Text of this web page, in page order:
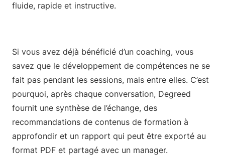
fluide, rapide et instructive.
Si vous avez déjà bénéficié d’un coaching, vous
savez que le développement de compétences ne se
fait pas pendant les sessions, mais entre elles. C’est
pourquoi, après chaque conversation, Degreed
fournit une synthèse de l’échange, des
recommandations de contenus de formation à
approfondir et un rapport qui peut être exporté au
format PDF et partagé avec un manager.